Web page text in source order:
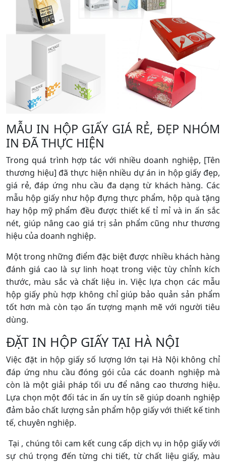
MẪU IN HỘP GIẤY GIÁ RẺ, ĐẸP NHÓM
IN ĐÃ THỰC HIỆN
Trong quá trình hợp tác với nhiều doanh nghiệp, [Tên
thương hiệu] đã thực hiện nhiều dự án in hộp giấy đẹp,
giá rẻ, đáp ứng nhu cầu đa dạng từ khách hàng. Các
mẫu hộp giấy như hộp đựng thực phẩm, hộp quà tặng
hay hộp mỹ phẩm đều được thiết kế tỉ mỉ và in ấn sắc
nét, giúp nâng cao giá trị sản phẩm cũng như thương
hiệu của doanh nghiệp.
Một trong những điểm đặc biệt được nhiều khách hàng
đánh giá cao là sự linh hoạt trong việc tùy chỉnh kích
thước, màu sắc và chất liệu in. Việc lựa chọn các mẫu
hộp giấy phù hợp không chỉ giúp bảo quản sản phẩm
tốt hơn mà còn tạo ấn tượng mạnh mẽ với người tiêu
dùng.
ĐẶT IN HỘP GIẤY TẠI HÀ NỘI
Việc đặt in hộp giấy số lượng lớn tại Hà Nội không chỉ
đáp ứng nhu cầu đóng gói của các doanh nghiệp mà
còn là một giải pháp tối ưu để nâng cao thương hiệu.
Lựa chọn một đối tác in ấn uy tín sẽ giúp doanh nghiệp
đảm bảo chất lượng sản phẩm hộp giấy với thiết kế tinh
tế, chuyên nghiệp.
Tại , chúng tôi cam kết cung cấp dịch vụ in hộp giấy với
sự chú trọng đến từng chi tiết, từ chất liệu giấy, màu